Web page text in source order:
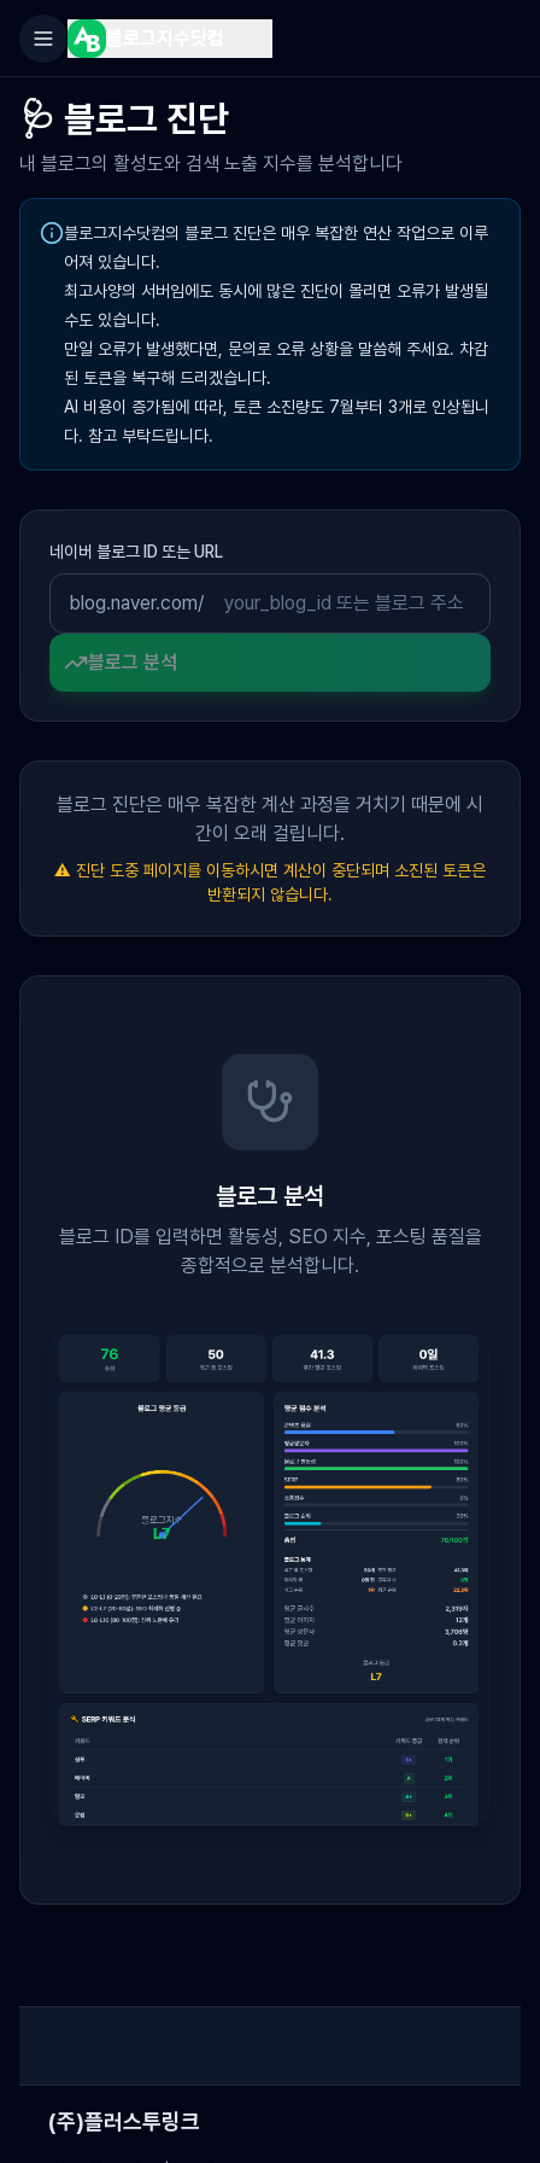
🩺 블로그 진단
내 블로그의 활성도와 검색 노출 지수를 분석합니다
블로그지수닷컴의 블로그 진단은 매우 복잡한 연산 작업으로 이루
어져 있습니다.
최고사양의 서버임에도 동시에 많은 진단이 몰리면 오류가 발생될
수도 있습니다.
만일 오류가 발생했다면, 문의로 오류 상황을 말씀해 주세요. 차감
된 토큰을 복구해 드리겠습니다.
AI 비용이 증가됨에 따라, 토큰 소진량도 7월부터 3개로 인상됩니
다. 참고 부탁드립니다.
네이버 블로그 ID 또는 URL
blog.naver.com/
블로그 분석
블로그 진단은 매우 복잡한 계산 과정을 거치기 때문에 시
간이 오래 걸립니다.
⚠️ 진단 도중 페이지를 이동하시면 계산이 중단되며 소진된 토큰은
반환되지 않습니다.
블로그 분석
블로그 ID를 입력하면 활동성, SEO 지수, 포스팅 품질을
종합적으로 분석합니다.
(주)플러스투링크